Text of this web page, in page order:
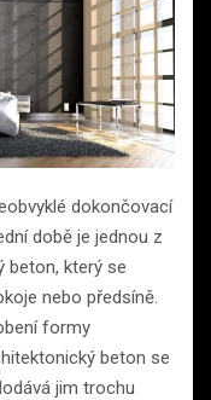
dokončovací
době je jednou z
beton, který se
nebo předsíně.
formy
beton se
jim trochu